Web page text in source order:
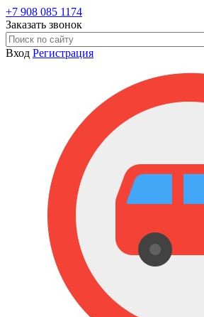
+7 908 085 1174
Заказать звонок
Вход Регистрация